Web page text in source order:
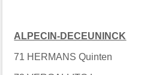
ALPECIN-DECEUNINCK
71 HERMANS Quinten